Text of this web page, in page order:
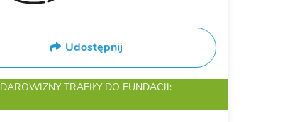
Udostępnij
DAROWIZNY TRAFIŁY DO FUNDACJI: